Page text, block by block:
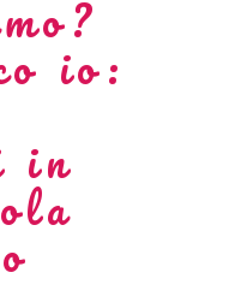
io:
in